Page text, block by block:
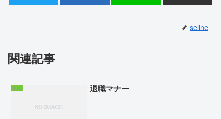
seline
関連記事
生活 退職マナー